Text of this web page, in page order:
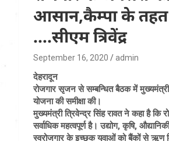
आसान,कैम्पा के तहत
….सीएम त्रिवेंद्र
September 16, 2020 admin
देहरादून
रोजगार सृजन से सम्बन्धित बैठक में मुख्यमंत्री
योजना की समीक्षा की।
मुख्यमंत्री त्रिवेन्द्र सिंह रावत ने कहा है कि
सर्वाधिक महत्वपूर्ण है। उद्योग, कृषि,
स्वरोजगार के इच्छुक युवाओं को बैंकों से ऋण